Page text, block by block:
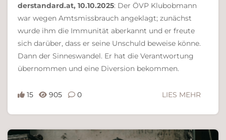
derstandard.at, 10.10.2025: Der ÖVP Klubobmann
war wegen Amtsmissbrauch angeklagt; zunächst
wurde ihm die Immunität aberkannt und er freute
sich darüber, dass er seine Unschuld beweise könne.
Dann der Sinneswandel. Er hat die Verantwortung
übernommen und eine Diversion bekommen.
15 905 0 LIES MEHR